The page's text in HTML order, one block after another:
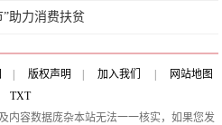
助力消费扶贫
版权声明 加入我们
网站地图
TXT
内容数据庞杂本站无法一一核实，如果您发